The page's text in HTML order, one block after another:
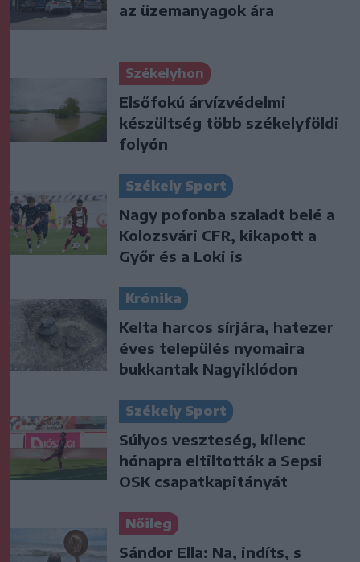
az üzemanyagok ára
Székelyhon
Elsőfokú árvízvédelmi
készültség több székelyföldi
folyón
Székely Sport
Nagy pofonba szaladt belé a
Kolozsvári CFR, kikapott a
Győr és a Loki is
Krónika
Kelta harcos sírjára, hatezer
éves település nyomaira
bukkantak Nagyiklódon
Székely Sport
Súlyos veszteség, kilenc
hónapra eltiltották a Sepsi
OSK csapatkapitányát
Nőileg
Sándor Ella: Na, indíts, s